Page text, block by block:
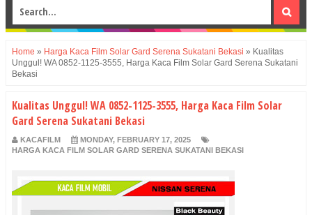
Home » Harga Kaca Film Solar Gard Serena Sukatani Bekasi » Kualitas
Unggul! WA 0852-1125-3555, Harga Kaca Film Solar Gard Serena Sukatani
Bekasi
Kualitas Unggul! WA 0852-1125-3555, Harga Kaca Film Solar
Gard Serena Sukatani Bekasi
KACAFILM
MONDAY, FEBRUARY 17, 2025
HARGA KACA FILM SOLAR GARD SERENA SUKATANI BEKASI